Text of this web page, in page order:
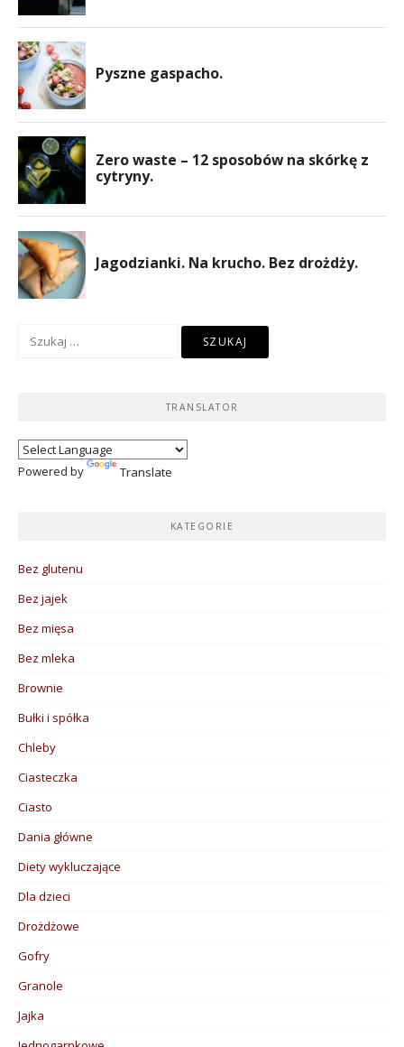
Szukaj:
TRANSLATOR
Powered by Translate
KATEGORIE
Bez glutenu
Bez jajek
Bez mięsa
Bez mleka
Brownie
Bułki i spółka
Chleby
Ciasteczka
Ciasto
Dania główne
Diety wykluczające
Dla dzieci
Drożdżowe
Gofry
Granole
Jajka